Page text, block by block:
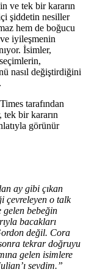
ve tek bir kararın
şiddetin nesiller
hem de boğucu
iyileşmenin
İsimler,
nasıl değiştirdiğini
tarafından
tek bir kararın
görünür
ay gibi çıkan
çevreleyen o talk
gelen bebeğin
bacakları
değil. Cora
tekrar doğruyu
gelen isimlere
sevdim.”